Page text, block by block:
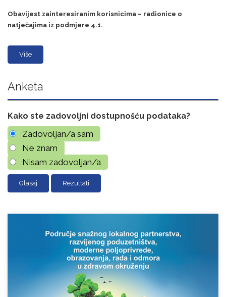
Obavijest zainteresiranim korisnicima – radionice o
natječajima iz podmjere 4.1.
Više
Anketa
Kako ste zadovoljni dostupnošću podataka?
Zadovoljan/a sam
Ne znam
Nisam zadovoljan/a
Rezultati